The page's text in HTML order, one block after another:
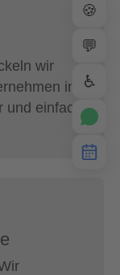
wir
in
einfach
🍪
💬
♿